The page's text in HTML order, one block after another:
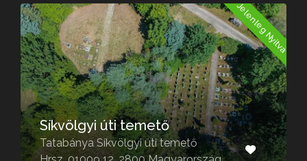
Jelenleg Nyitva
Síkvölgyi úti temető
Tatabánya Síkvölgyi úti temető